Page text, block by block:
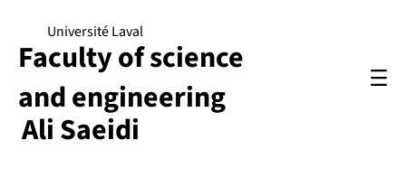
Ali Saeidi
Université Laval
Faculty of science
and engineering